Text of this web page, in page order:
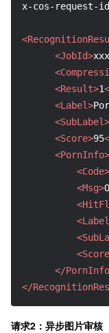
x-cos-request-id:
<JobId>
<Result>1
<Label>
<SubLabel>
<Score>95
<PornInfo>
<Code>
<Msg>
</
</
请求2：异步图片审核